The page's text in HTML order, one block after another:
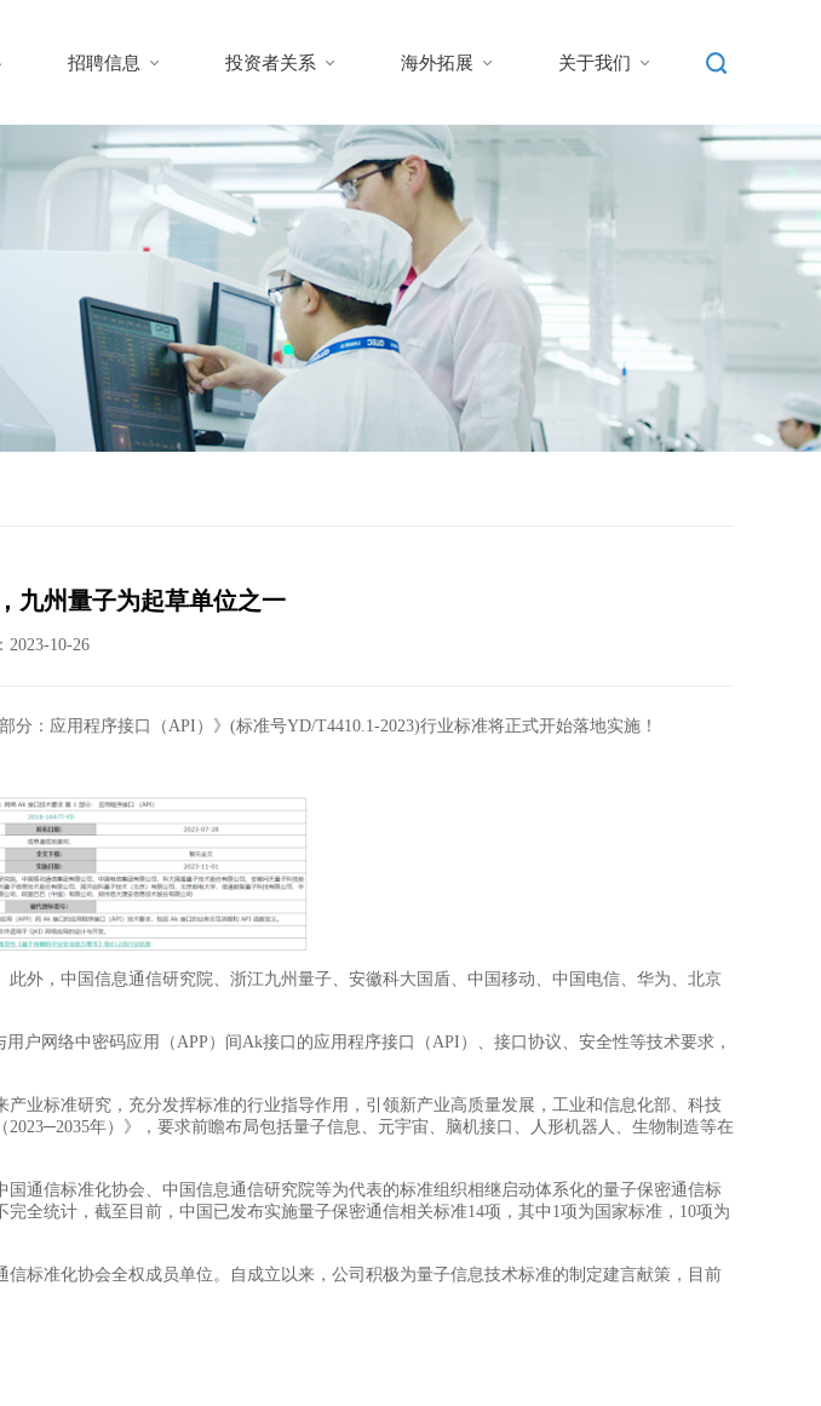
招聘信息 投资者关系 海外拓展 关于我们
九州量子为起草单位之一
2023-10-26
应用程序接口（API）》(标准号YD/T4410.1-2023)行业标准将正式开始落地实施！
，中国信息通信研究院、浙江九州量子、安徽科大国盾、中国移动、中国电信、华为、北京
网络中密码应用（APP）间Ak接口的应用程序接口（API）、接口协议、安全性等技术要求，
标准研究，充分发挥标准的行业指导作用，引领新产业高质量发展，工业和信息化部、科技
年）》，要求前瞻布局包括量子信息、元宇宙、脑机接口、人形机器人、生物制造等在
信标准化协会、中国信息通信研究院等为代表的标准组织相继启动体系化的量子保密通信标
全统计，截至目前，中国已发布实施量子保密通信相关标准14项，其中1项为国家标准，10项为
准化协会全权成员单位。自成立以来，公司积极为量子信息技术标准的制定建言献策，目前